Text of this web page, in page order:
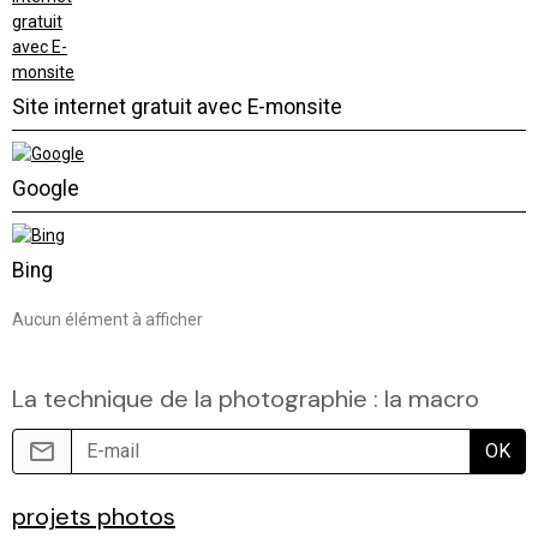
Site internet gratuit avec E-monsite
Google
Bing
Aucun élément à afficher
La technique de la photographie : la macro
OK
projets photos